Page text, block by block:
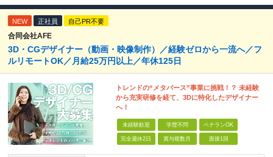
NEW 正社員 自己PR不要
合同会社AFE
3D・CGデザイナー（動画・映像制作）／経験ゼロから一流へ／フ
ルリモートOK／月給25万円以上／年休125日
トレンドの“メタバース”事業に挑戦！？ 未経験
から充実研修を経て、3Dに特化したデザイナー
へ！
未経験歓迎 学歴不問 ベテランOK
完全週休2日 賞与複数月 面接1回